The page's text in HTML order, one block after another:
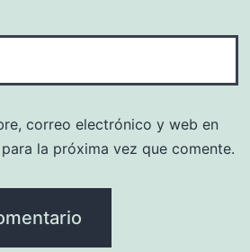
correo electrónico y web en
la próxima vez que comente.